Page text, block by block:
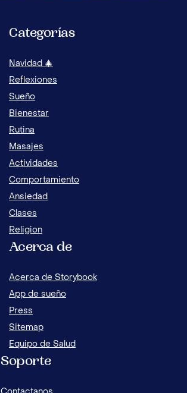
Categorías
Navidad 🎄
Reflexiones
Sueño
Bienestar
Rutina
Masajes
Actividades
Comportamiento
Ansiedad
Clases
Religion
Acerca de
Acerca de Storybook
App de sueño
Press
Sitemap
Equipo de Salud
Soporte